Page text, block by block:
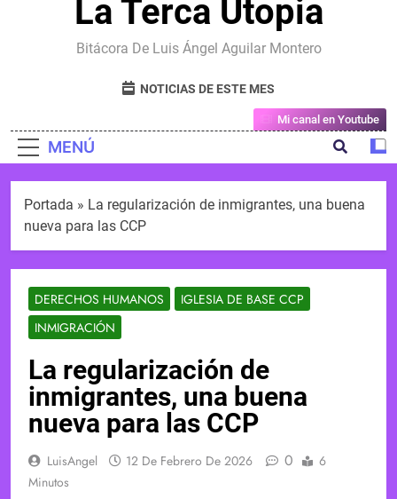
La Terca Utopia
Bitácora De Luis Ángel Aguilar Montero
NOTICIAS DE ESTE MES
MENÚ
Mi canal en Youtube
Portada » La regularización de inmigrantes, una buena
nueva para las CCP
DERECHOS HUMANOS
IGLESIA DE BASE CCP
INMIGRACIÓN
La regularización de
inmigrantes, una buena
nueva para las CCP
LuisAngel 12 De Febrero De 2026 0
6
Minutos